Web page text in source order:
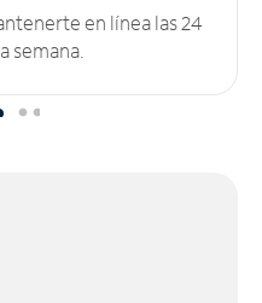
en línea las 24
semana.